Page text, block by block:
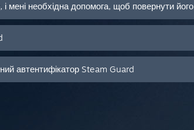
мені необхідна допомога, щоб повернути його
автентифікатор Steam Guard